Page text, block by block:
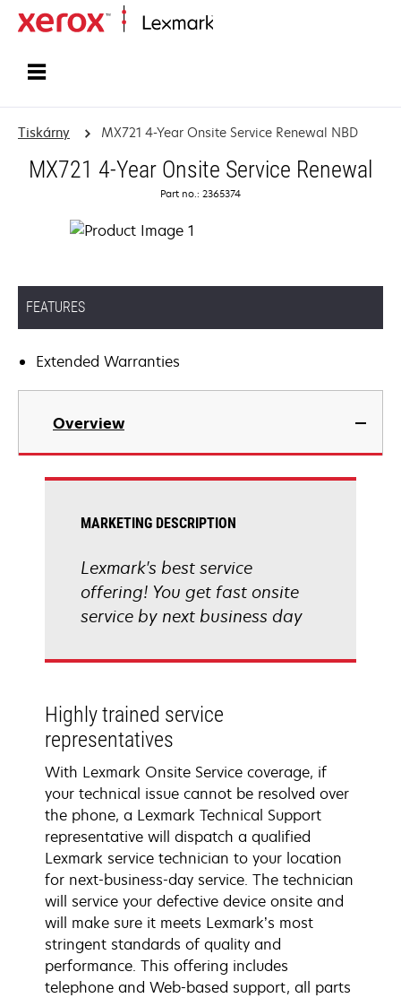
Tiskárny MX721 4-Year Onsite Service Renewal NBD
MX721 4-Year Onsite Service Renewal
Part no.: 2365374
FEATURES
Extended Warranties
Overview
MARKETING DESCRIPTION
Lexmark's best service
offering! You get fast onsite
service by next business day
Highly trained service
representatives
With Lexmark Onsite Service coverage, if
your technical issue cannot be resolved over
the phone, a Lexmark Technical Support
representative will dispatch a qualified
Lexmark service technician to your location
for next-business-day service. The technician
will service your defective device onsite and
will make sure it meets Lexmark’s most
stringent standards of quality and
performance. This offering includes
telephone and Web-based support, all parts